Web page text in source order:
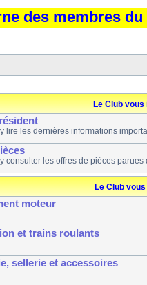
des membres du
Le Club vous
lire les dernières informations
consulter les offres de pièces parues
Le Club vous
moteur
et trains roulants
sellerie et accessoires